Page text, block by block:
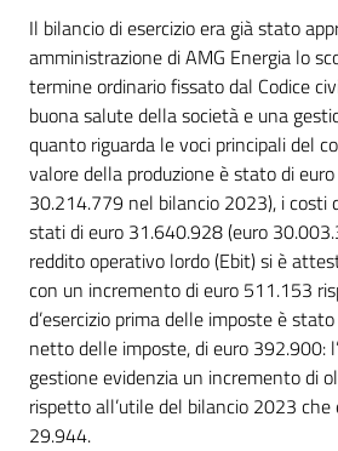
Il bilancio di esercizio era già stato
amministrazione di AMG Energia lo
termine ordinario fissato dal Codice
buona salute della società e una
quanto riguarda le voci principali del
valore della produzione è stato di
30.214.779 nel bilancio 2023), i costi
stati di euro 31.640.928 (euro
reddito operativo lordo (Ebit) si è
con un incremento di euro 511.153
d’esercizio prima delle imposte è
netto delle imposte, di euro 392.900:
gestione evidenzia un incremento di
rispetto all’utile del bilancio 2023
29.944.